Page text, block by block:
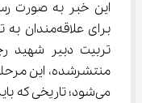
این خبر به صورت